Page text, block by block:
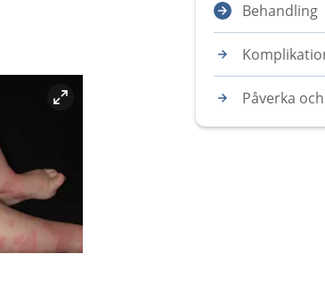
Behandling
Påverka